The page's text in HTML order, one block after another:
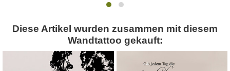
Diese Artikel wurden zusammen mit diesem
Wandtattoo gekauft: